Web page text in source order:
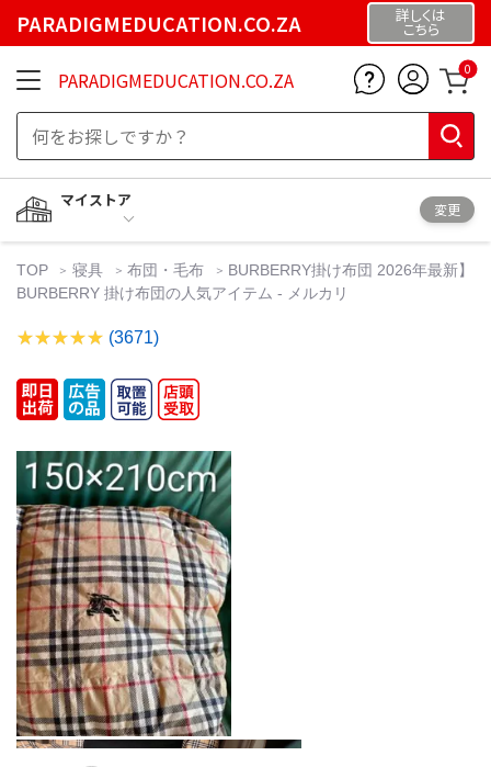
PARADIGMEDUCATION.CO.ZA 詳しくは
こちら
PARADIGMEDUCATION.CO.ZA 0
マイストア
変更
TOP 寝具 布団・毛布
BURBERRY掛け布団 2026年最新】
BURBERRY 掛け布団の人気アイテム - メルカリ
(3671)